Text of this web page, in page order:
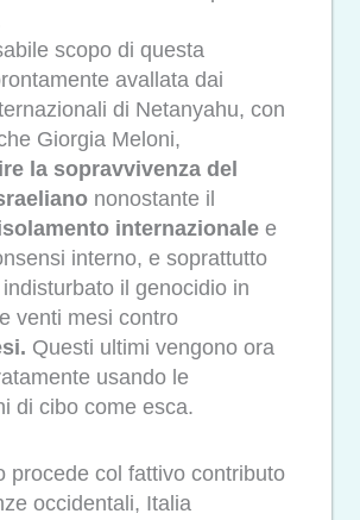
scopo di questa
avallata dai
di Netanyahu, con
Giorgia Meloni,
la sopravvivenza del
nonostante il
internazionale e
interno, e soprattutto
il genocidio in
venti mesi contro
Questi ultimi vengono ora
usando le
di cibo come esca.
procede col fattivo contributo
occidentali, Italia